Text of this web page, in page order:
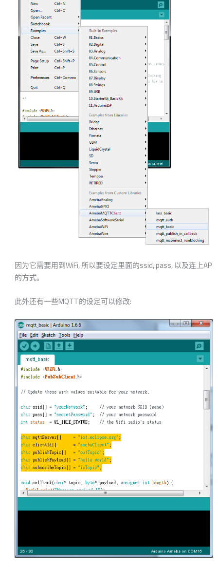
因为它需要用到WiFi, 所以要设定里面的ssid, pass, 以及连上AP
的方式。
此外还有一些MQTT的设定可以修改: